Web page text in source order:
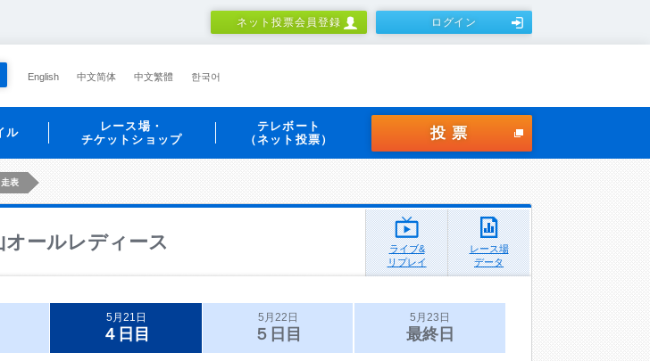
ネット投票会員登録 ログイン
English 中文简体 中文繁體 한국어
ル
レース場・
チケットショップ
テレボート
（ネット投票）
投票
表
オールレディース
ライブ&
リプレイ
レース場
データ
5月21日
４日目
5月22日
５日目
5月23日
最終日